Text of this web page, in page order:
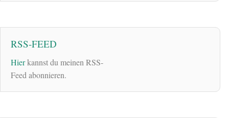
RSS-FEED
Hierkannst du meinen RSS-
Feed abonnieren.